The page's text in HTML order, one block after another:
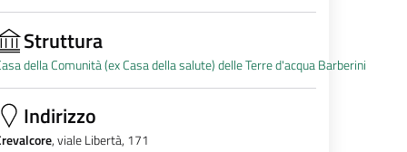
Struttura
della Comunità (ex Casa della salute) delle Terre d'acqua Barberini
Indirizzo
, viale Libertà, 171